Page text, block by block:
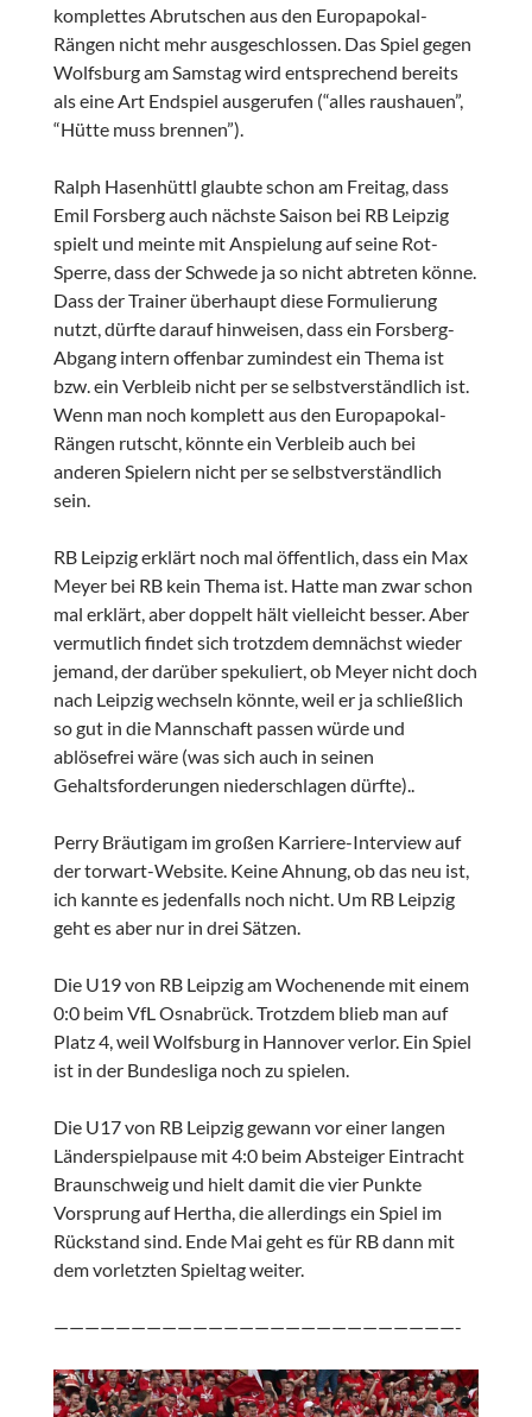
komplettes Abrutschen aus den Europapokal-
Rängen nicht mehr ausgeschlossen. Das Spiel gegen
Wolfsburg am Samstag wird entsprechend bereits
als eine Art Endspiel ausgerufen (“alles raushauen”,
“Hütte muss brennen”).
Ralph Hasenhüttl glaubte schon am Freitag, dass
Emil Forsberg auch nächste Saison bei RB Leipzig
spielt und meinte mit Anspielung auf seine Rot-
Sperre, dass der Schwede ja so nicht abtreten könne.
Dass der Trainer überhaupt diese Formulierung
nutzt, dürfte darauf hinweisen, dass ein Forsberg-
Abgang intern offenbar zumindest ein Thema ist
bzw. ein Verbleib nicht per se selbstverständlich ist.
Wenn man noch komplett aus den Europapokal-
Rängen rutscht, könnte ein Verbleib auch bei
anderen Spielern nicht per se selbstverständlich
sein.
RB Leipzig erklärt noch mal öffentlich, dass ein Max
Meyer bei RB kein Thema ist. Hatte man zwar schon
mal erklärt, aber doppelt hält vielleicht besser. Aber
vermutlich findet sich trotzdem demnächst wieder
jemand, der darüber spekuliert, ob Meyer nicht doch
nach Leipzig wechseln könnte, weil er ja schließlich
so gut in die Mannschaft passen würde und
ablösefrei wäre (was sich auch in seinen
Gehaltsforderungen niederschlagen dürfte)..
Perry Bräutigam im großen Karriere-Interview auf
der torwart-Website. Keine Ahnung, ob das neu ist,
ich kannte es jedenfalls noch nicht. Um RB Leipzig
geht es aber nur in drei Sätzen.
Die U19 von RB Leipzig am Wochenende mit einem
0:0 beim VfL Osnabrück. Trotzdem blieb man auf
Platz 4, weil Wolfsburg in Hannover verlor. Ein Spiel
ist in der Bundesliga noch zu spielen.
Die U17 von RB Leipzig gewann vor einer langen
Länderspielpause mit 4:0 beim Absteiger Eintracht
Braunschweig und hielt damit die vier Punkte
Vorsprung auf Hertha, die allerdings ein Spiel im
Rückstand sind. Ende Mai geht es für RB dann mit
dem vorletzten Spieltag weiter.
——————————————————————————-